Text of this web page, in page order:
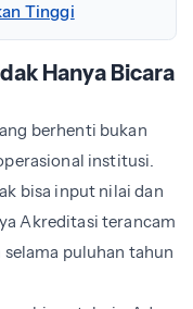
Tinggi
Hanya Bicara
berhenti bukan
institusi.
bisa input nilai dan
Akreditasi terancam
puluhan tahun